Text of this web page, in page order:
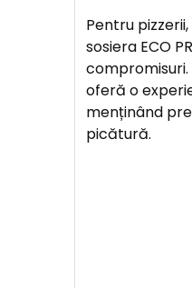
Pentru
sosiera ECO
oferă o
menținând
picătură.